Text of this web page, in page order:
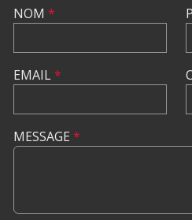
NOM *
EMAIL*
MESSAGE *